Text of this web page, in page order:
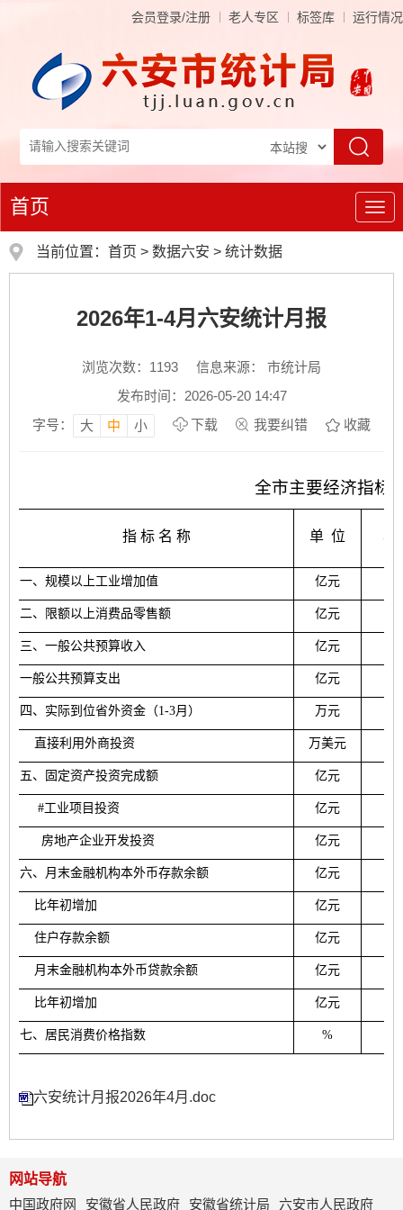
会员登录/注册 老人专区 标签库 运行情况
导
航
首页
当前位置： 首页 > 数据六安 > 统计数据
2026年1-4月六安统计月报
浏览次数： 1193
信息来源： 市统计局
发布时间：2026-05-20 14:47
字号：
大 中 小 下载 我要纠错 收藏
全市主要经济指标
指 标 名 称 单 位 本
一、规模以上工业增加值 亿元
二、 限额以上消费品零售额 亿元
三、一般公共预算收入 亿元
一般公共预算支出 亿元
四 、实际到位省外资金 （1-3月 ） 万元
直接利用外商投资 万美元
五、固定资产投资完成额 亿元
#工业项目投资 亿元
房地产企业开发投资 亿元
六、月末金融机构本外币存款余额 亿元
比年初增加 亿元
住户存款余额 亿元
月末金融机构本外币贷款余额 亿元
比年初增加 亿元
七、居民消费价格指数 %
六安统计月报2026年4月.doc
网站导航
中国政府网
安徽省人民政府 安徽省统计局 六安市人民政府